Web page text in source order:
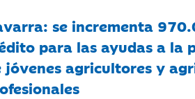
se incrementa
para las ayudas a la
jóvenes agricultores y